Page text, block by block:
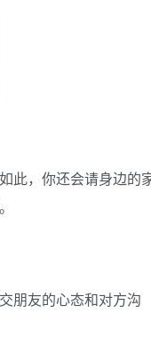
此，你还会请身边的
朋友的心态和对方沟